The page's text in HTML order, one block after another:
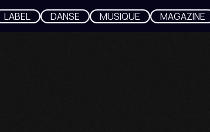
LABEL DANSE MUSIQUE MAGAZINE